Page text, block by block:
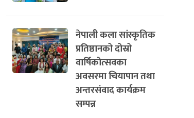
नेपाली कला सांस्कृतिक
प्रतिष्ठानको दोस्रो
वार्षिकोत्सवका
अवसरमा चियापान तथा
अन्तरसंवाद कार्यक्रम
सम्पन्न